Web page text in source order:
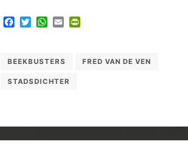
Facebook
TwitterWhatsApp
Email
BEEKBUSTERS FRED VAN DE VEN
STADSDICHTER